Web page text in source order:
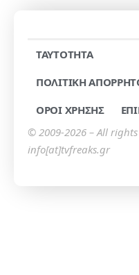
TAYTOTHTA
ΠΟΛΙΤΙΚΗ
ΟΡΟΙ ΧΡΗΣΗΣ
© 2009-2026 – All
info[at]tvfreaks.gr